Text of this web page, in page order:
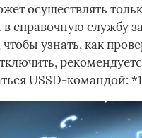
осуществлять
в справочную службу
узнать, как
USSD-командой: